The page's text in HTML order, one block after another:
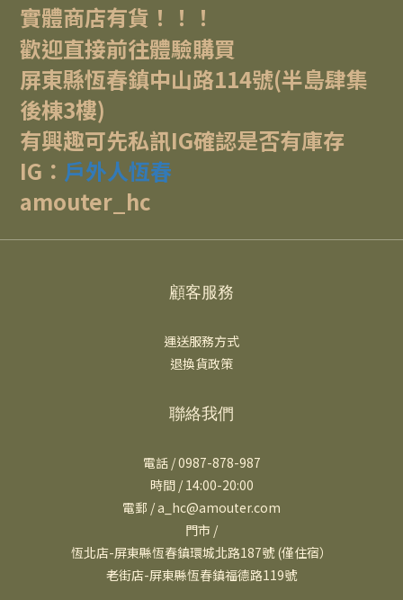
實體商店有貨！！！
歡迎直接前往體驗購買
屏東縣恆春鎮中山路114號(半島肆集
後棟3樓)
有興趣可先私訊IG確認是否有庫存
IG： 戶外人恆春
amouter_hc
顧客服務
運送服務方式
退換貨政策
聯絡我們
電話 / 0987-878-987
時間 / 14:00-20:00
電郵 / a_hc@amouter.com
門市 /
恆北店-屏東縣恆春鎮環城北路187號 (僅住宿）
老街店-屏東縣恆春鎮福德路119號